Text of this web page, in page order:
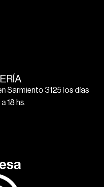
Sarmiento 3125 los días
18 hs.